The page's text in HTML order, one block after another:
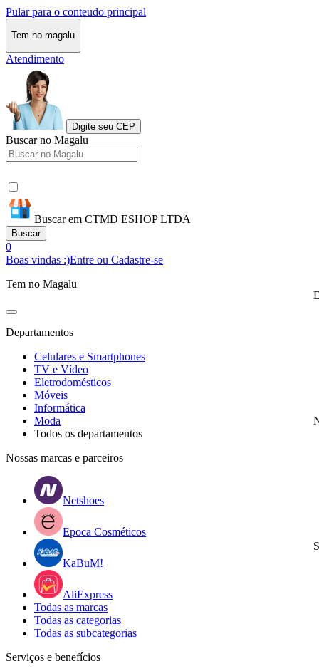
Pular para o conteudo principal
Tem no magalu
Atendimento
Digite seu CEP
Buscar no Magalu
Buscar em CTMD ESHOP LTDA
Buscar
0
Boas vindas :)Entre ou Cadastre-se
Tem no Magalu
Departamentos
Celulares e Smartphones
TV e Vídeo
Eletrodomésticos
Móveis
Informática
Moda
Todos os departamentos
Nossas marcas e parceiros
Netshoes
Epoca Cosméticos
KaBuM!
AliExpress
Todas as marcas
Todas as categorias
Todas as subcategorias
Serviços e benefícios